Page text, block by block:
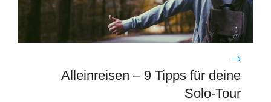
Alleinreisen – 9 Tipps für deine
Solo-Tour